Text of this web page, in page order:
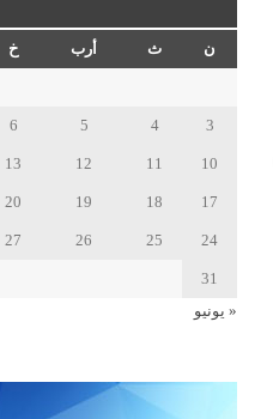
ن ث أرب خ
3
4
5
6
10
11
12
13
17
18
19
20
24
25
26
27
31
« يونيو